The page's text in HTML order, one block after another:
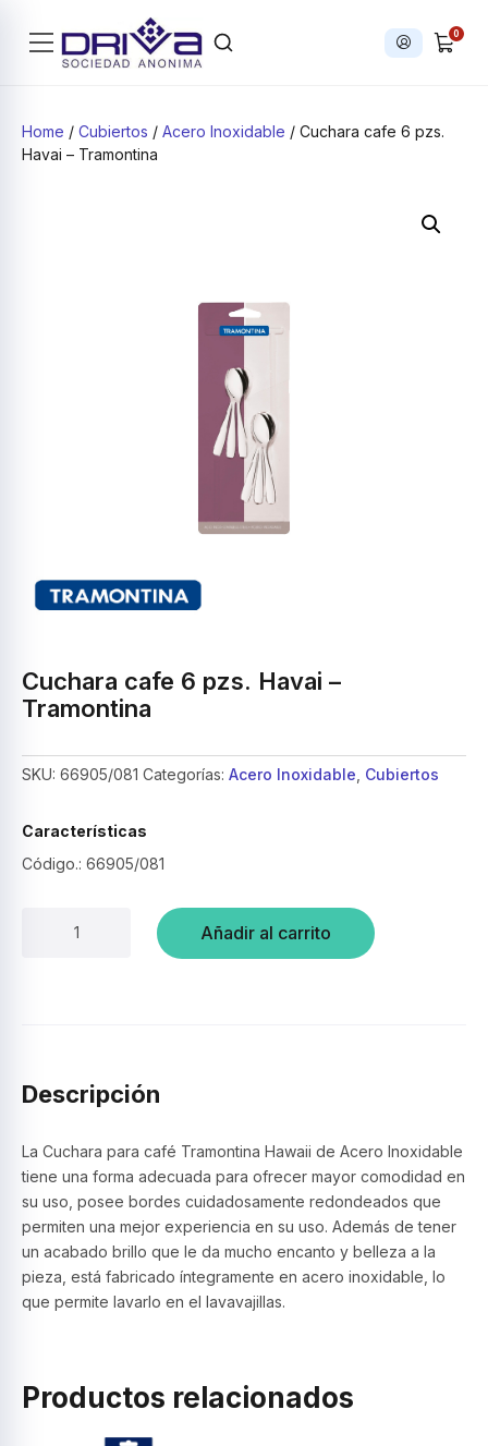
Iniciar
0
Home / Cubiertos / Acero Inoxidable / Cuchara cafe 6 pzs.
Havai – Tramontina
Cuchara cafe 6 pzs. Havai –
Tramontina
SKU: 66905/081 Categorías: Acero Inoxidable Cubiertos
Características
Código.: 66905/081
Añadir al carrito
Descripción
La Cuchara para café Tramontina Hawaii de Acero Inoxidable
tiene una forma adecuada para ofrecer mayor comodidad en
su uso, posee bordes cuidadosamente redondeados que
permiten una mejor experiencia en su uso. Además de tener
un acabado brillo que le da mucho encanto y belleza a la
pieza, está fabricado íntegramente en acero inoxidable, lo
que permite lavarlo en el lavavajillas.
Productos relacionados